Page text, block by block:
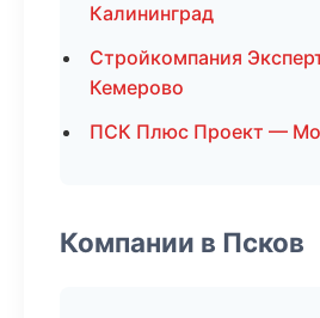
Калининград
Стройкомпания
Кемерово
ПСК Плюс Проект —
Компании в Псков